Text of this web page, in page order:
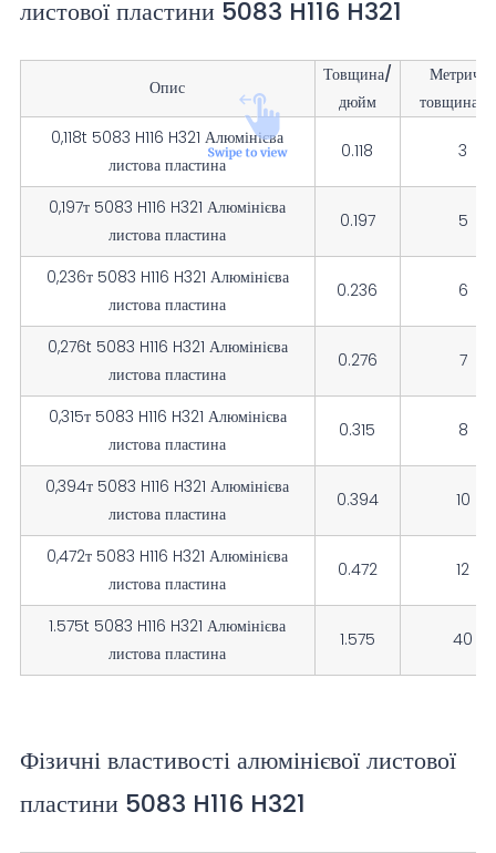
листової пластини 5083 H116 H321
Опис
Товщина/
дюйм
Метрична
товщина/
0,118t 5083 H116 H321 Алюмінієва
листова пластина
0.118 3
0,197т 5083 H116 H321 Алюмінієва
листова пластина
0.197 5
0,236т 5083 H116 H321 Алюмінієва
листова пластина
0.236 6
0,276t 5083 H116 H321 Алюмінієва
листова пластина
0.276 7
0,315т 5083 H116 H321 Алюмінієва
листова пластина
0.315 8
0,394т 5083 H116 H321 Алюмінієва
листова пластина
0.394 10
0,472т 5083 H116 H321 Алюмінієва
листова пластина
0.472 12
1.575t 5083 H116 H321 Алюмінієва
листова пластина
1.575 40
Фізичні властивості алюмінієвої листової
пластини 5083 H116 H321